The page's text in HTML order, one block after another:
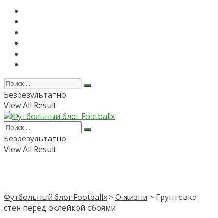
Безрезультатно
View All Result
Безрезультатно
View All Result
Футбольный блог Footballx >О жизни > Грунтовка
стен перед оклейкой обоями